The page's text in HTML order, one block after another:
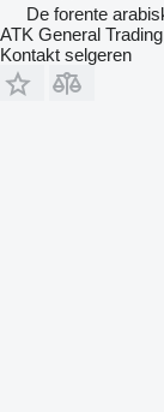
De forente
ATK General Trading
Kontakt selgeren